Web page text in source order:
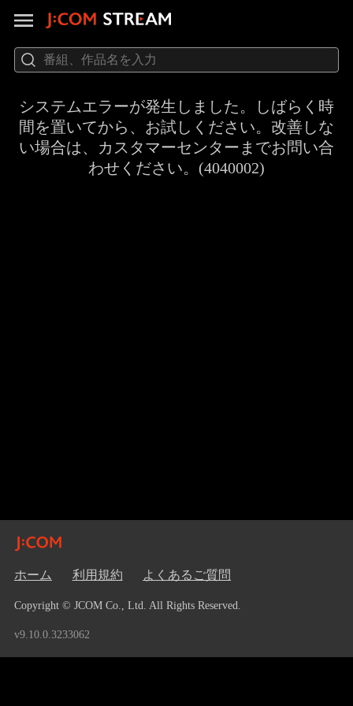
システムエラーが発生しました。しばらく時
間を置いてから、お試しください。改善しな
い場合は、カスタマーセンターまでお問い合
わせください。(4040002)
ホーム 利用規約 よくあるご質問
Copyright © JCOM Co., Ltd. All Rights Reserved.
v9.10.0.3233062